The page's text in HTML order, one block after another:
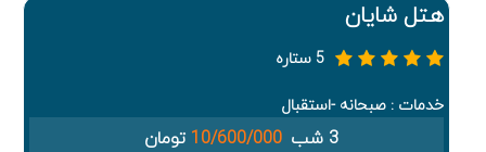
هتل شایان
5 ستاره
خدمات : صبحانه -استقبال
3 شب 10/600/000 تومان